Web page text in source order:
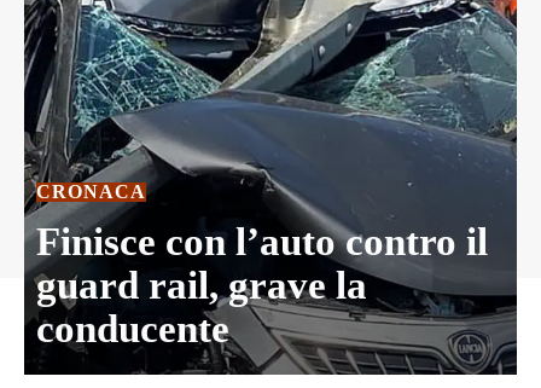
CRONACA
Finisce con l’auto contro il
guard rail, grave la
conducente